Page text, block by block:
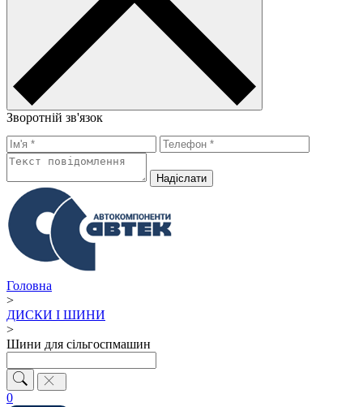
Зворотній зв'язок
Надiслати
Головна
>
ДИСКИ І ШИНИ
>
Шини для сільгоспмашин
0